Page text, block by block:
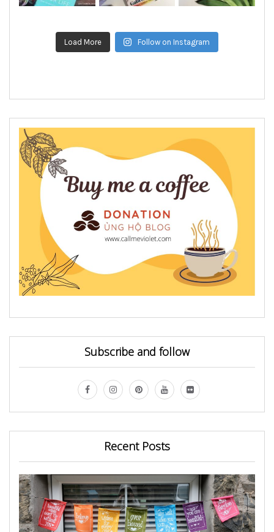
Load More Follow on Instagram
Subscribe and follow
Recent Posts